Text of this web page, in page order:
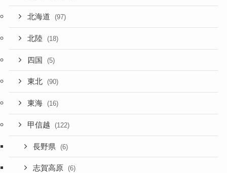
北海道 (97)
北陸 (18)
四国 (5)
東北 (90)
東海 (16)
甲信越 (122)
長野県 (6)
志賀高原 (6)